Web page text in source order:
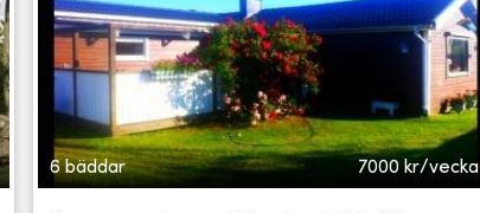
6 bäddar 7000 kr/vecka